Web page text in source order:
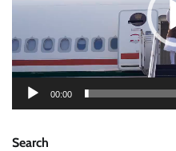
00:00
Search